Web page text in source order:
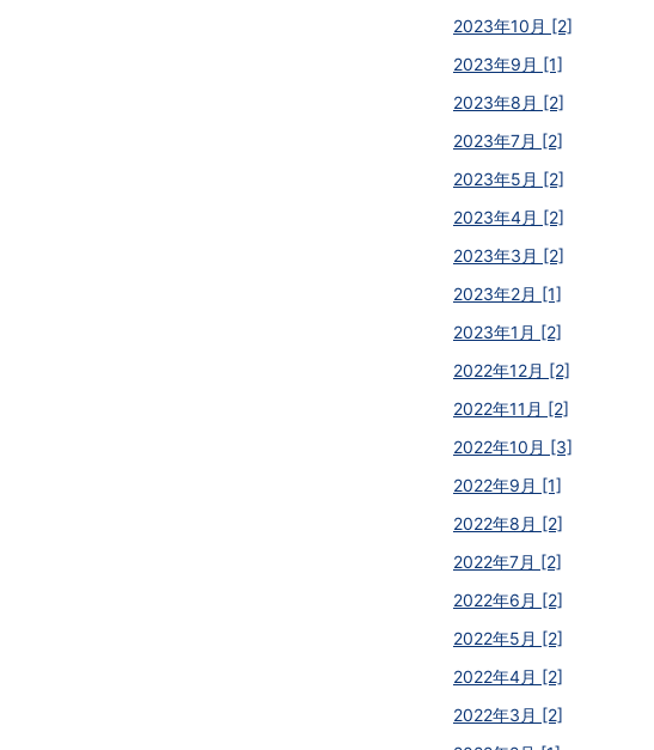
2023年10月 [2]
2023年9月 [1]
2023年8月 [2]
2023年7月 [2]
2023年5月 [2]
2023年4月 [2]
2023年3月 [2]
2023年2月 [1]
2023年1月 [2]
2022年12月 [2]
2022年11月 [2]
2022年10月 [3]
2022年9月 [1]
2022年8月 [2]
2022年7月 [2]
2022年6月 [2]
2022年5月 [2]
2022年4月 [2]
2022年3月 [2]